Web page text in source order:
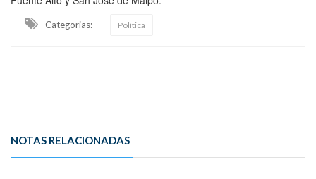
Categorias: Política
NOTAS RELACIONADAS